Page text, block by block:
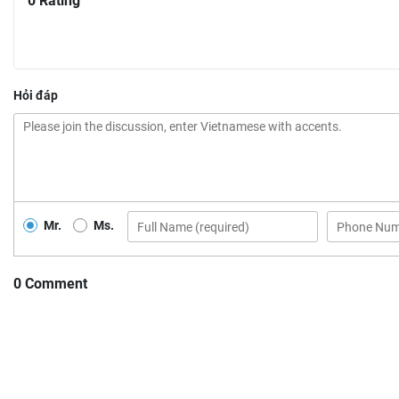
Hỏi đáp
Mr. Ms.
0 Comment